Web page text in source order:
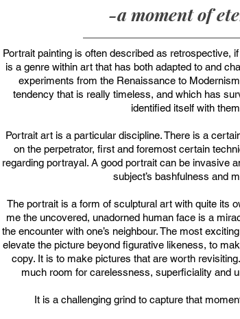
-a moment of
Portrait painting is often described as retrospective,
is a genre within art that has both adapted to and
experiments from the Renaissance to
tendency that is really timeless, and which has
identified itself with
Portrait art is a particular discipline. There is a
on the perpetrator, first and foremost certain
regarding portrayal. A good portrait can be invasive
subject’s bashfulness and
The portrait is a form of sculptural art with quite its
me the uncovered, unadorned human face is a
the encounter with one’s neighbour. The most
elevate the picture beyond figurative likeness, to
copy. It is to make pictures that are worth
much room for carelessness, superficiality and
It is a challenging grind to capture that